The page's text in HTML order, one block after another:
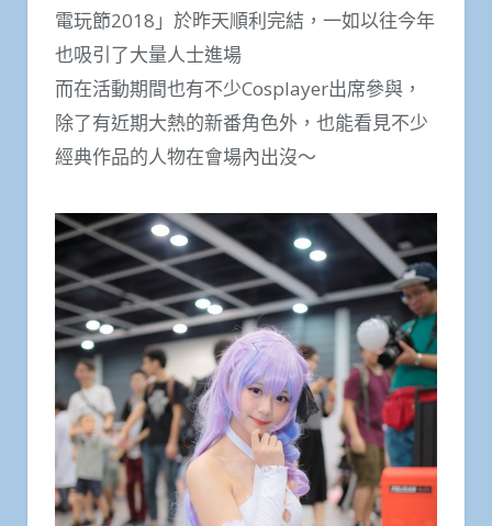
電玩節2018」於昨天順利完結，一如以往今年
也吸引了大量人士進場
而在活動期間也有不少Cosplayer出席參與，
除了有近期大熱的新番角色外，也能看見不少
經典作品的人物在會場內出沒～